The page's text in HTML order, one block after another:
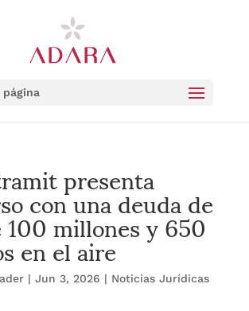
página
presenta
con una deuda de
millones y 650
en el aire
| Jun 3, 2026 | Noticias Jurídicas